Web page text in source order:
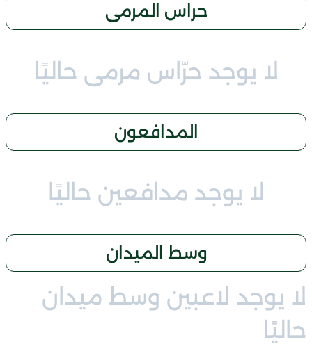
حراس المرمى
لا يوجد حرّاس مرمى حاليًا
المدافعون
لا يوجد مدافعين حاليًا
وسط الميدان
لا يوجد لاعبين وسط ميدان
حاليًا